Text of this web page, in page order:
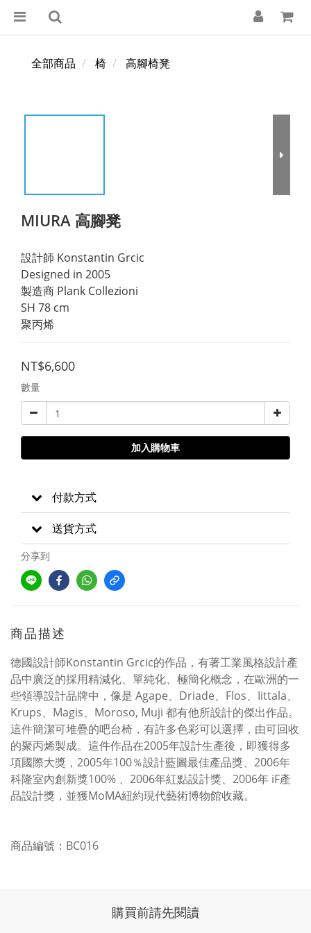
全部商品 椅 高腳椅凳
MIURA 高腳凳
設計師 Konstantin Grcic
Designed in 2005
製造商 Plank Collezioni
SH 78 cm
聚丙烯
NT$6,600
數量
加入購物車
付款方式
送貨方式
分享到
商品描述
德國設計師Konstantin Grcic的作品，有著工業風格設計產
品中廣泛的採用精減化、單純化、極簡化概念，在歐洲的一
些領導設計品牌中，像是 Agape、Driade、Flos、Iittala、
Krups、Magis、Moroso, Muji 都有他所設計的傑出作品。
這件簡潔可堆疊的吧台椅，有許多色彩可以選擇，由可回收
的聚丙烯製成。這件作品在2005年設計生產後，即獲得多
項國際大獎，2005年100％設計藍圖最佳產品獎、2006年
科隆室內創新獎100% 、2006年紅點設計獎、2006年 iF產
品設計獎，並獲MoMA紐約現代藝術博物館收藏。
商品編號：BC016
購買前請先閱讀